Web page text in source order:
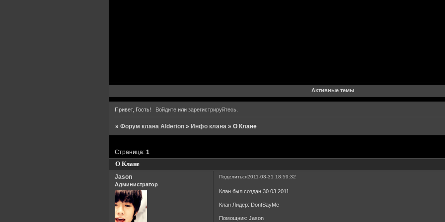
Активные темы
Привет, Гость! Войдитеили зарегистрируйтесь.
»Форум клана Alderion »Инфо клана »О Клане
О Клане
Страница:1
Поделиться2011-03-31 18:59:32
Jason
Администратор
Клан был создан 30.03.2011
Клан Лидер: DontSayMe
Помощник: Jason